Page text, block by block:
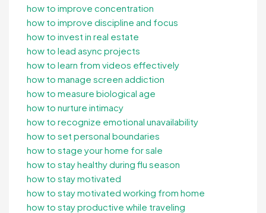
how to improve concentration
how to improve discipline and focus
how to invest in real estate
how to lead async projects
how to learn from videos effectively
how to manage screen addiction
how to measure biological age
how to nurture intimacy
how to recognize emotional unavailability
how to set personal boundaries
how to stage your home for sale
how to stay healthy during flu season
how to stay motivated
how to stay motivated working from home
how to stay productive while traveling